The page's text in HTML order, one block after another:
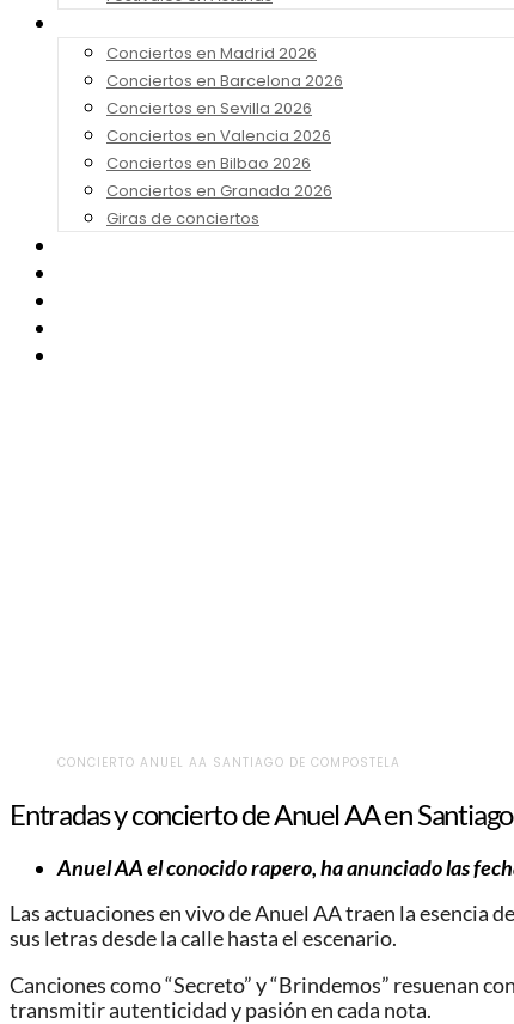
Conciertos en Madrid 2026
Conciertos en Barcelona 2026
Conciertos en Sevilla 2026
Conciertos en Valencia 2026
Conciertos en Bilbao 2026
Conciertos en Granada 2026
Giras de conciertos
CONCIERTO ANUEL AA SANTIAGO DE COMPOSTELA
Entradas y concierto de Anuel AA en
Anuel AA el conocido rapero, ha anunciado las
Las actuaciones en vivo de Anuel AA traen la
sus letras desde la calle hasta el escenario.
Canciones como “Secreto” y “Brindemos” resuenan
transmitir autenticidad y pasión en cada nota.